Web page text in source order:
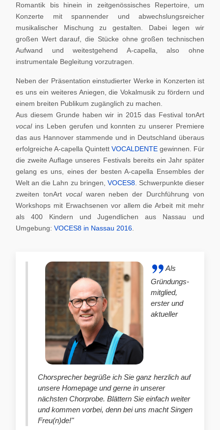
Romantik bis hinein in zeitgenössisches Repertoire, um
Konzerte mit spannender und abwechslungsreicher
musikalischer Mischung zu gestalten. Dabei legen wir
großen Wert darauf, die Stücke ohne großen technischen
Aufwand und weitestgehend A-capella, also ohne
instrumentale Begleitung vorzutragen.
Neben der Präsentation einstudierter Werke in Konzerten ist
es uns ein weiteres Aniegen, die Vokalmusik zu fördern und
einem breiten Publikum zugänglich zu machen.
Aus diesem Grunde haben wir in 2015 das Festival tonArt
vocal ins Leben gerufen und konnten zu unserer Premiere
das aus Hannover stammende und in Deutschland überaus
erfolgreiche A-capella Quintett VOCALDENTE gewinnen. Für
die zweite Auflage unseres Festivals bereits ein Jahr später
gelang es uns, eines der besten A-capella Ensembles der
Welt an die Lahn zu bringen, VOCES8. Schwerpunkte dieser
zweiten tonArt vocalwaren neben der Durchführung von
Workshops mit Erwachsenen vor allem die Arbeit mit mehr
als 400 Kindern und Jugendlichen aus Nassau und
Umgebung: VOCES8 in Nassau 2016
Als
Gründungs-
mitglied,
erster und
aktueller
Chorsprecher begrüße ich Sie ganz herzlich auf
unsere Homepage und gerne in unserer
nächsten Chorprobe. Blättern Sie einfach weiter
und kommen vorbei, denn bei uns macht Singen
Freu(n)de!"